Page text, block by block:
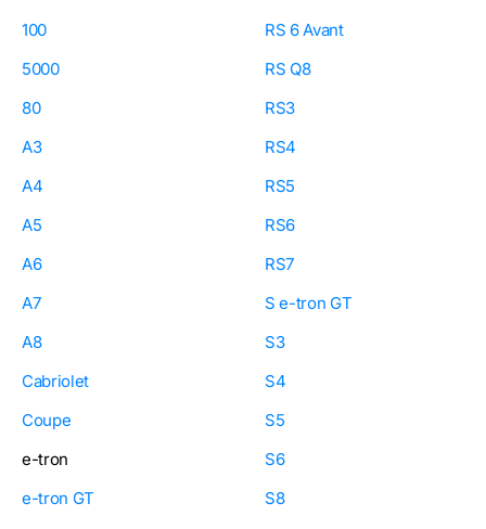
100
5000
80
A3
A4
A5
A6
A7
A8
Cabriolet
Coupe
e-tron
e-tron GT
RS 6 Avant
RS Q8
RS3
RS4
RS5
RS6
RS7
S e-tron GT
S3
S4
S5
S6
S8